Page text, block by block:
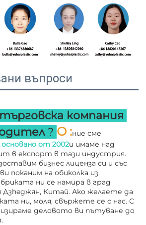
въпроси
компания
? О :
основано от 2002и имаме над
в експорт в тази индустрия.
бизнес лиценза си и със
поканим на обиколка из
ни се намира в град
Дзheджян, Китай. Ако желаете да
ни, моля, свържете се с нас. С
деловото ви пътуване до